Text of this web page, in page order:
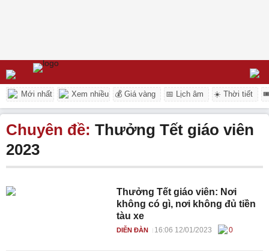
Mới nhất Xem nhiều 💰 Giá vàng 📅 Lịch âm ☀️ Thời tiết
Chuyên đề: Thưởng Tết giáo viên
2023
Thưởng Tết giáo viên: Nơi
không có gì, nơi không đủ tiền
tàu xe
DIỄN ĐÀN 16:06 12/01/2023 0